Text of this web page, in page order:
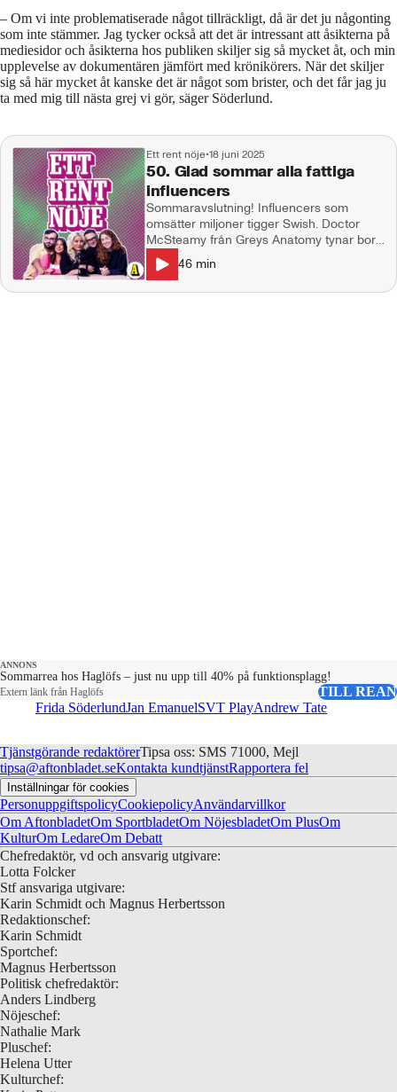
– Om vi inte problematiserade något tillräckligt, då är det ju någonting
som inte stämmer. Jag tycker också att det är intressant att åsikterna på
mediesidor och åsikterna hos publiken skiljer sig så mycket åt, och min
upplevelse av dokumentären jämfört med krönikörers. När det skiljer
sig så här mycket åt kanske det är något som brister, och det får jag ju
ta med mig till nästa grej vi gör, säger Söderlund.
Ett rent nöje•18 juni 2025
50. Glad sommar alla fattiga
influencers
Sommaravslutning! Influencers som
omsätter miljoner tigger Swish. Doctor
McSteamy från Greys Anatomy tynar bort
framför våra ögon, Sabrina Carpenters
sexomslag väcker starka känslor och
46 min
ANNONS
Sommarrea hos Haglöfs – just nu upp till 40% på funktionsplagg!
Extern länk från Haglöfs
TILL REAN
Frida SöderlundJan EmanuelSVT PlayAndrew Tate
Tjänstgörande redaktörerTipsa oss: SMS 71000, Mejl
tipsa@aftonbladet.seKontakta kundtjänstRapportera fel
Inställningar för cookies
PersonuppgiftspolicyCookiepolicyAnvändarvillkor
Om AftonbladetOm SportbladetOm NöjesbladetOm PlusOm
KulturOm LedareOm Debatt
Chefredaktör, vd och ansvarig utgivare:
Lotta Folcker
Stf ansvariga utgivare:
Karin Schmidt och Magnus Herbertsson
Redaktionschef:
Karin Schmidt
Sportchef:
Magnus Herbertsson
Politisk chefredaktör:
Anders Lindberg
Nöjeschef:
Nathalie Mark
Pluschef:
Helena Utter
Kulturchef: